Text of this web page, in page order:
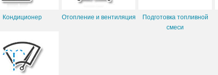
Кондиционер Отопление и вентиляция
Подготовка топливной
смеси